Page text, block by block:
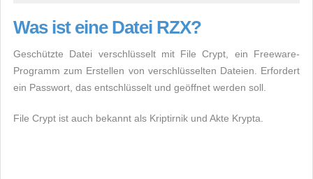
Was ist eine Datei RZX?
Geschützte Datei verschlüsselt mit File Crypt, ein Freeware-
Programm zum Erstellen von verschlüsselten Dateien. Erfordert
ein Passwort, das entschlüsselt und geöffnet werden soll.
File Crypt ist auch bekannt als Kriptirnik und Akte Krypta.